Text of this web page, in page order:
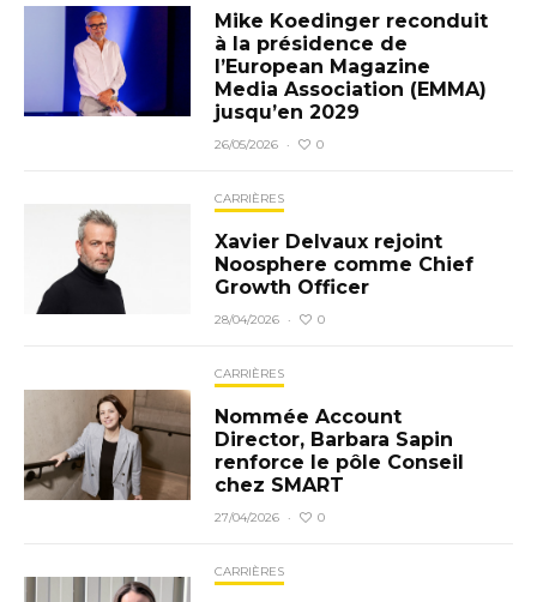
Mike Koedinger reconduit
à la présidence de
l’European Magazine
Media Association (EMMA)
jusqu’en 2029
26/05/2026 · 0
CARRIÈRES
Xavier Delvaux rejoint
Noosphere comme Chief
Growth Officer
28/04/2026 · 0
CARRIÈRES
Nommée Account
Director, Barbara Sapin
renforce le pôle Conseil
chez SMART
27/04/2026 · 0
CARRIÈRES